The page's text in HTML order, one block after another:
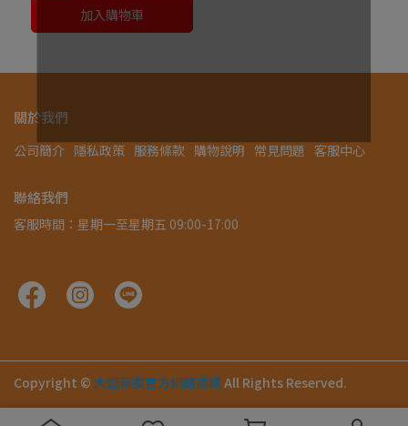
加入購物車
關於我們
公司簡介 隱私政策 服務條款 購物說明 常見問題 客服中心
聯絡我們
客服時間：星期一至星期五 09:00-17:00
Copyright © 大國藥妝官方網路商城All Rights Reserved.